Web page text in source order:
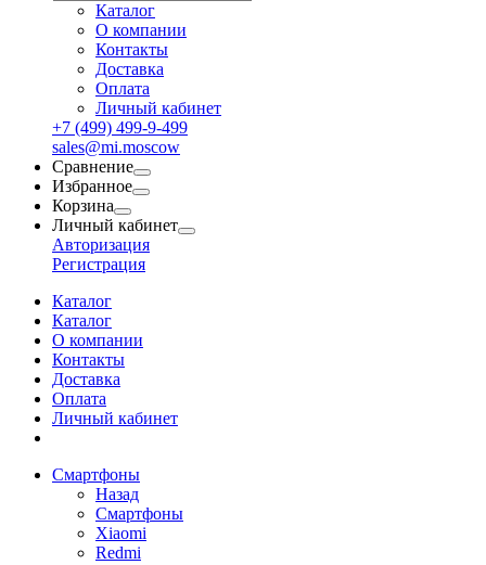
Каталог
О компании
Контакты
Доставка
Оплата
Личный кабинет
+7 (499) 499-9-499
sales@mi.moscow
Сравнение
Избранное
Корзина
Личный кабинет
Авторизация
Регистрация
Каталог
Каталог
О компании
Контакты
Доставка
Оплата
Личный кабинет
Смартфоны
Назад
Смартфоны
Xiaomi
Redmi